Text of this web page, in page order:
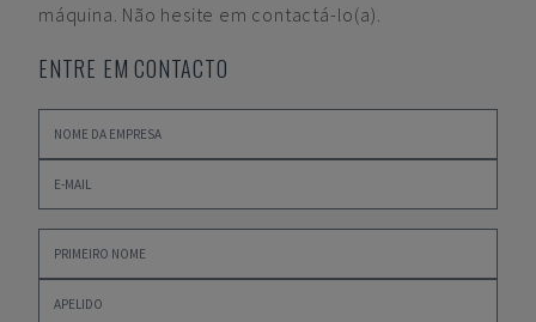
máquina. Não hesite em contactá-lo(a).
ENTRE EM CONTACTO